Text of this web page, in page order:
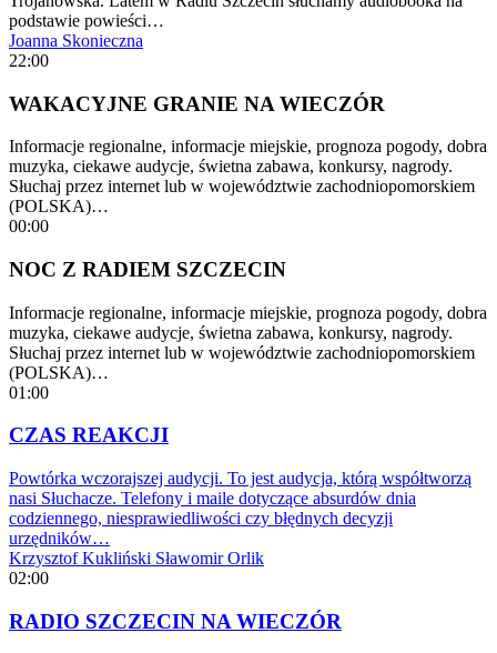
podstawie powieści…
Joanna Skonieczna
22:00
WAKACYJNE GRANIE NA WIECZÓR
Informacje regionalne, informacje miejskie, prognoza pogody, dobra
muzyka, ciekawe audycje, świetna zabawa, konkursy, nagrody.
Słuchaj przez internet lub w województwie zachodniopomorskiem
(POLSKA)…
00:00
NOC Z RADIEM SZCZECIN
Informacje regionalne, informacje miejskie, prognoza pogody, dobra
muzyka, ciekawe audycje, świetna zabawa, konkursy, nagrody.
Słuchaj przez internet lub w województwie zachodniopomorskiem
(POLSKA)…
01:00
CZAS REAKCJI
Powtórka wczorajszej audycji. To jest audycja, którą współtworzą
nasi Słuchacze. Telefony i maile dotyczące absurdów dnia
codziennego, niesprawiedliwości czy błędnych decyzji
urzędników…
Krzysztof Kukliński Sławomir Orlik
02:00
RADIO SZCZECIN NA WIECZÓR